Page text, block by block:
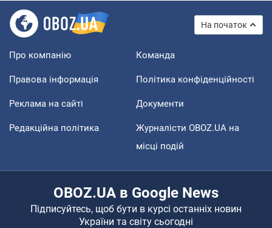
На початок
Про компанію Команда
Правова інформація Політика конфіденційності
Реклама на сайті Документи
Редакційна політика
Журналісти OBOZ.UA на
місці подій
OBOZ.UA в Google News
Підписуйтесь, щоб бути в курсі останніх новин
України та світу сьогодні